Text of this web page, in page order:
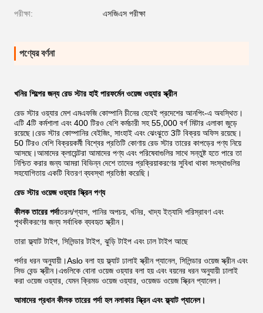
পরীক্ষা: এসজিএস পরীক্ষা
পণ্যের বর্ণনা
খনির শিল্পের জন্য রেড স্টার হাই পারফর্মেন ​​ওয়েজ ওয়্যার স্ক্রীন
রেড স্টার ওয়্যার মেশ এমএফজি কোম্পানি চীনের হেবেই প্রদেশের আনপিং-এ অবস্থিত।
এটি 4টি কর্মশালা এবং 400 টিরও বেশি কর্মচারী সহ 55,000 বর্গ মিটার এলাকা জুড়ে
রয়েছে।রেড স্টার কোম্পানির বেইজিং, সাংহাই এবং ঝেংঝুতে 3টি বিক্রয় অফিস রয়েছে।
50 টিরও বেশি বিক্রয়কর্মী বিশ্বের প্রতিটি কোণায় রেড স্টার তারের কাপড়ের পণ্য নিয়ে
আসছে।আমাদের ক্লায়েন্টরা আমাদের পণ্য এবং পরিষেবাগুলির সাথে সন্তুষ্ট হতে পারে তা
নিশ্চিত করার জন্য আমরা বিভিন্ন দেশে তাদের প্রক্রিয়াকরণের সুবিধা থাকা সংস্থাগুলির
সহযোগিতায় একটি বিতরণ ব্যবস্থা প্রতিষ্ঠা করেছি।
রেড স্টার ওয়েজ ওয়্যার স্ক্রিন পণ্য
কীলক তারের পর্দাতরল/গ্যাস, পানির অপচয়, খনির, খাদ্য ইত্যাদি পরিস্রাবণ এবং
পৃথকীকরণের জন্য সর্বাধিক ব্যবহৃত স্ক্রীন।
তারা ফ্ল্যাট টাইপ, সিলিন্ডার টাইপ, ঝুড়ি টাইপ এবং ঢাল টাইপ আছে
পর্দার ধরন অনুযায়ী।Aslo বলা হয় ফ্ল্যাট ঢালাই স্ক্রীন প্যানেল, সিলিন্ডার ওয়েজ স্ক্রীন এবং
সিভ বেন্ড স্ক্রীন।এগুলিকে বোনা ওয়েজ ওয়্যার বলা হয় এবং বয়নের ধরন অনুযায়ী ঢালাই
করা ওয়েজ ওয়্যার, যেমন ক্রিমড ওয়েজ ওয়্যার, ওয়েজড ওয়েজ স্ক্রিন প্যানেল।
আমাদের প্রধান কীলক তারের পর্দা হল নলাকার স্ক্রিন এবং ফ্ল্যাট প্যানেল।